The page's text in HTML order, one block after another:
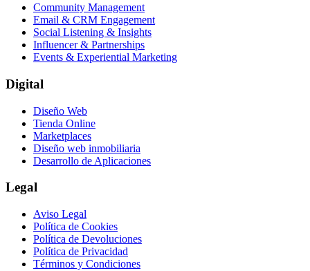
Community Management
Email & CRM Engagement
Social Listening & Insights
Influencer & Partnerships
Events & Experiential Marketing
Digital
Diseño Web
Tienda Online
Marketplaces
Diseño web inmobiliaria
Desarrollo de Aplicaciones
Legal
Aviso Legal
Política de Cookies
Política de Devoluciones
Política de Privacidad
Términos y Condiciones